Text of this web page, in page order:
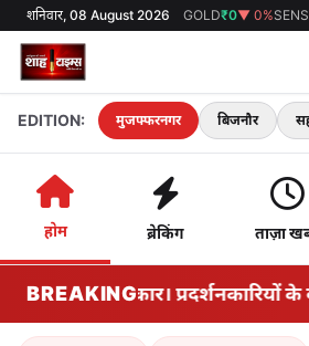
शनिवार, 08 August 2026 GOLD₹0▼ 0%
EDITION: मुजफ्फरनगर बिजनौर
होम ब्रेकिंग ताज़ा
BREAKING
लाइव: सरकार। प्रदर्शनकारियों के